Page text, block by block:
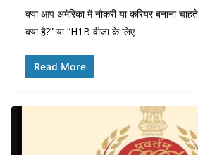
क्या आप अमेरिका में नौकरी या करियर बनाना
क्या है?” या “H1B वीजा के लिए
Read More